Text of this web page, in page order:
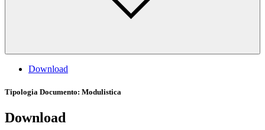
Download
Tipologia Documento: Modulistica
Download